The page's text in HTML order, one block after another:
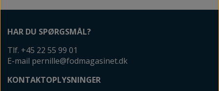
HAR DU SPØRGSMÅL?
Tlf. +45 22 55 99 01
E-mail pernille@fodmagasinet.dk
KONTAKTOPLYSNINGER